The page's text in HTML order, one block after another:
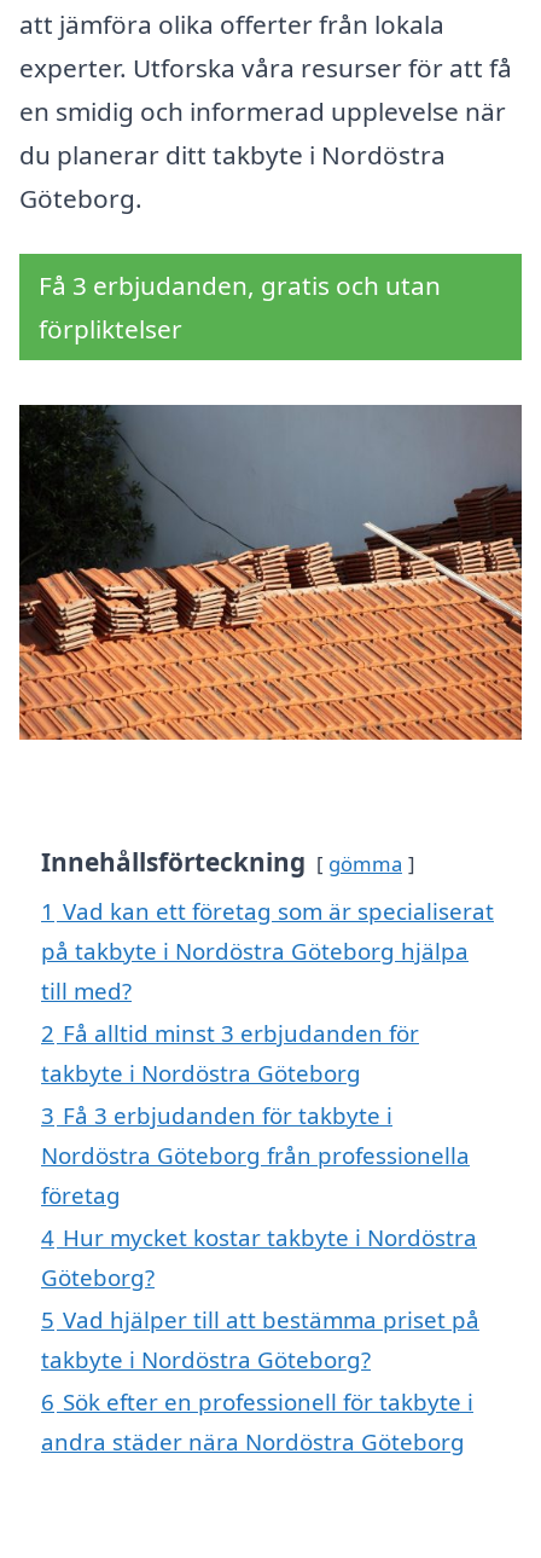
att jämföra olika offerter från lokala
experter. Utforska våra resurser för att få
en smidig och informerad upplevelse när
du planerar ditt takbyte i Nordöstra
Göteborg.
Få 3 erbjudanden, gratis och utan
förpliktelser
Innehållsförteckning gömma
1 Vad kan ett företag som är specialiserat
på takbyte i Nordöstra Göteborg hjälpa
till med?
2 Få alltid minst 3 erbjudanden för
takbyte i Nordöstra Göteborg
3 Få 3 erbjudanden för takbyte i
Nordöstra Göteborg från professionella
företag
4 Hur mycket kostar takbyte i Nordöstra
Göteborg?
5 Vad hjälper till att bestämma priset på
takbyte i Nordöstra Göteborg?
6 Sök efter en professionell för takbyte i
andra städer nära Nordöstra Göteborg